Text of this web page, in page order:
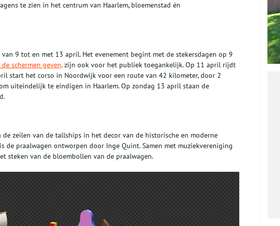
te zien in het centrum van Haarlem, bloemenstad én
9 tot en met 13 april. Het evenement begint met de stekersdagen op 9
schermen geven,zijn ook voor het publiek toegankelijk. Op 11 april rijdt
start het corso in Noordwijk voor een route van 42 kilometer, door 2
uiteindelijk te eindigen in Haarlem. Op zondag 13 april staan de
zeilen van de tallships in het decor van de historische en moderne
de praalwagen ontworpen door Inge Quint. Samen met muziekvereniging
steken van de bloembollen van de praalwagen.